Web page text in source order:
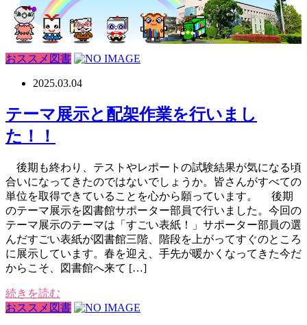
おススメ図書
2025.03.04
テーマ展示と配架作業を行いまし
た！！
後期も終わり、テストやレポートの試験結果が気になる頃
合いになってきたのではないでしょうか。皆さんがすべての
単位を取得できていることを心から願っています。 後期
のテーマ展示を図書館サポーター部員で行いました。今回の
テーマ展示のテーマは「すごい表紙！」サポーター部員の選
んだすごい表紙が図書館三階、階段を上がってすぐのところ
に展示しています。春を迎え、手先が暖かくなってきた今だ
からこそ、図書館へ来て […]
続きを読む
おススメ図書